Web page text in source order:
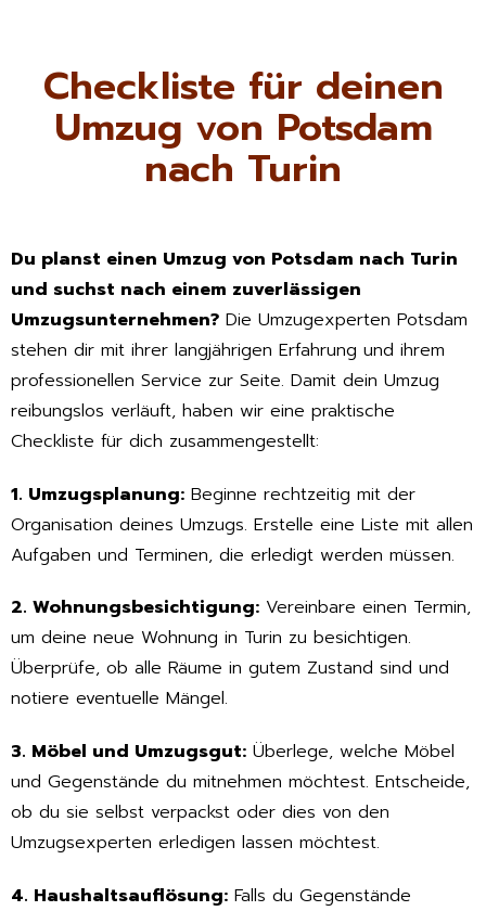
Checkliste für deinen
Umzug von Potsdam
nach Turin
Du planst einen Umzug von Potsdam nach Turin
und suchst nach einem zuverlässigen
Umzugsunternehmen? Die Umzugexperten Potsdam
stehen dir mit ihrer langjährigen Erfahrung und ihrem
professionellen Service zur Seite. Damit dein Umzug
reibungslos verläuft, haben wir eine praktische
Checkliste für dich zusammengestellt:
1. Umzugsplanung: Beginne rechtzeitig mit der
Organisation deines Umzugs. Erstelle eine Liste mit allen
Aufgaben und Terminen, die erledigt werden müssen.
2. Wohnungsbesichtigung: Vereinbare einen Termin,
um deine neue Wohnung in Turin zu besichtigen.
Überprüfe, ob alle Räume in gutem Zustand sind und
notiere eventuelle Mängel.
3. Möbel und Umzugsgut: Überlege, welche Möbel
und Gegenstände du mitnehmen möchtest. Entscheide,
ob du sie selbst verpackst oder dies von den
Umzugsexperten erledigen lassen möchtest.
4. Haushaltsauflösung: Falls du Gegenstände